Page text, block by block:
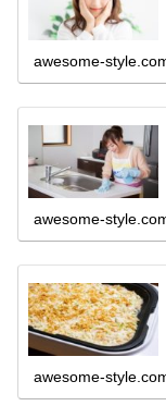
awesome-
awesome-
awesome-